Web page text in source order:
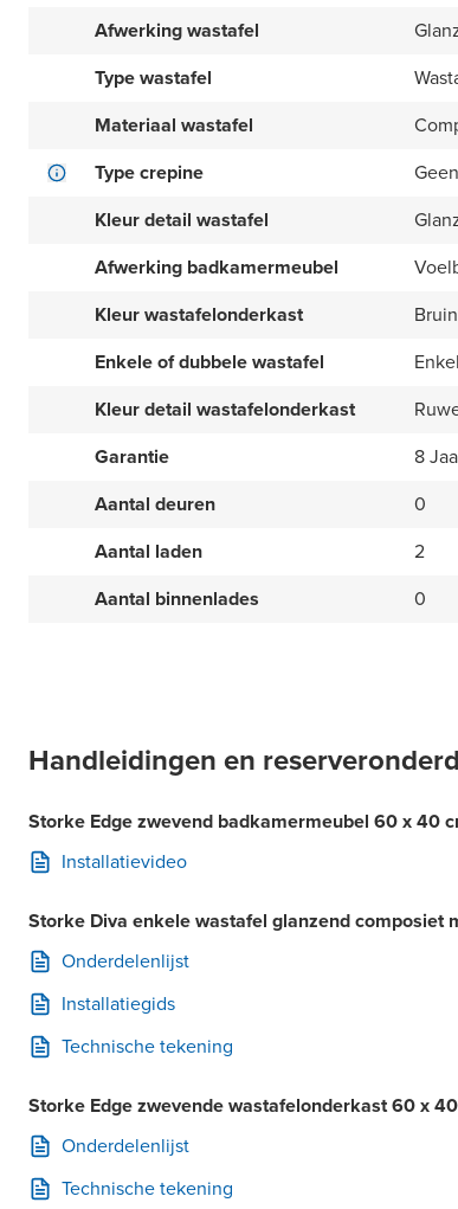
Afwerking wastafel
Type wastafel
Materiaal wastafel
Type crepine
Kleur detail wastafel
Afwerking badkamermeubel
Kleur wastafelonderkast
Bruin
Enkele of dubbele wastafel
Kleur detail wastafelonderkast
Garantie
8
Aantal deuren
0
Aantal laden
2
Aantal binnenlades
0
Handleidingen en
Storke Edge zwevend badkamermeubel 60 x 40
Installatievideo
Storke Diva enkele wastafel glanzend composiet
Onderdelenlijst
Installatiegids
Technische tekening
Storke Edge zwevende wastafelonderkast 60 x
Onderdelenlijst
Technische tekening